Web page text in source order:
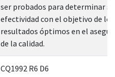
ser probados para determinar su
efectividad con el objetivo de
resultados óptimos en el
de la calidad.
CQ1992 R6 D6